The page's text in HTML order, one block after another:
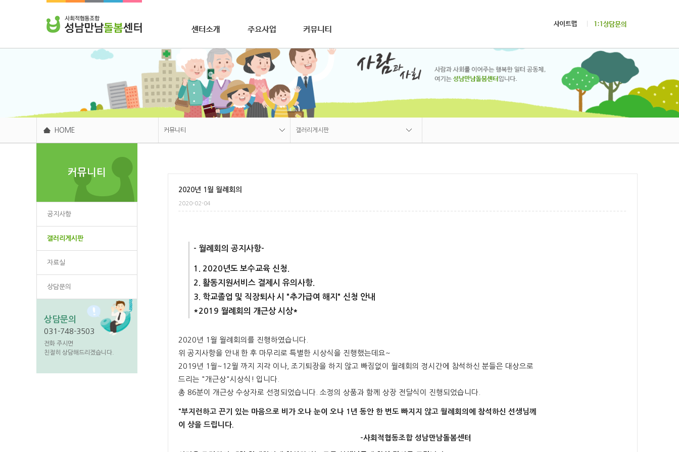
조합소개 연혁 비전 조직 오시는길
재가장기요양사업 장애인활동지원사업 가사간병방문지원사업
공지사항 갤러리게시판 자료실
HOME 커뮤니티
후원봉사
갤러리게시판
커뮤니티
공지사항
갤러리게시판
자료실
상담문의
상담문의
031-748-3503
전화 주시면
친절히 상담해드리겠습니다.
2020년 1월 월례회의
2020-02-04
- 월례회의 공지사항-
1. 2020년도 보수교육 신청.
2. 활동지원서비스 결제시 유의사항.
3. 학교졸업 및 직장퇴사 시 "추가급여 해지" 신청 안내
*2019 월례회의 개근상 시상*
2020년 1월 월례회의를 진행하였습니다.
위 공지사항을 안내 한 후 마무리로 특별한 시상식을 진행했는데요~
2019년 1월~12월 까지 지각 이나, 조기퇴장을 하지 않고 빠짐없이 월례회의 정시간에 참석하신 분들은 대상으로
드리는 "개근상"시상식! 입니다.
총 86분이 개근상 수상자로 선정되었습니다. 소정의 상품과 함께 상장 전달식이 진행되었습니다.
"부지런하고 끈기 있는 마음으로 비가 오나 눈이 오나 1년 동안 한 번도 빠지지 않고 월례회의에 참석하신 선생님께
이 상을 드립니다.
-사회적협동조합 성남만남돌봄센터